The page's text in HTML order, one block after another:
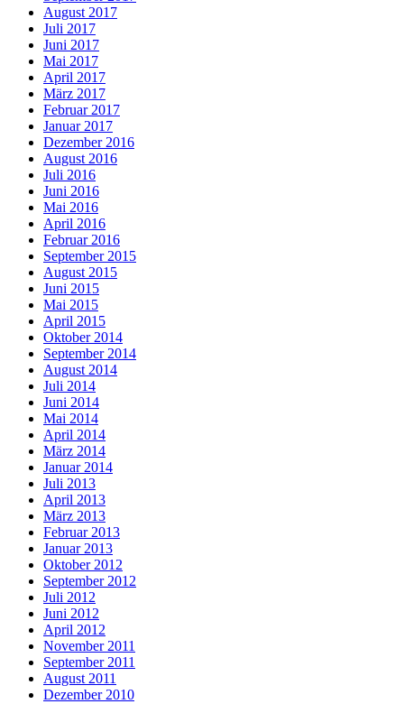
August 2017
Juli 2017
Juni 2017
Mai 2017
April 2017
März 2017
Februar 2017
Januar 2017
Dezember 2016
August 2016
Juli 2016
Juni 2016
Mai 2016
April 2016
Februar 2016
September 2015
August 2015
Juni 2015
Mai 2015
April 2015
Oktober 2014
September 2014
August 2014
Juli 2014
Juni 2014
Mai 2014
April 2014
März 2014
Januar 2014
Juli 2013
April 2013
März 2013
Februar 2013
Januar 2013
Oktober 2012
September 2012
Juli 2012
Juni 2012
April 2012
November 2011
September 2011
August 2011
Dezember 2010